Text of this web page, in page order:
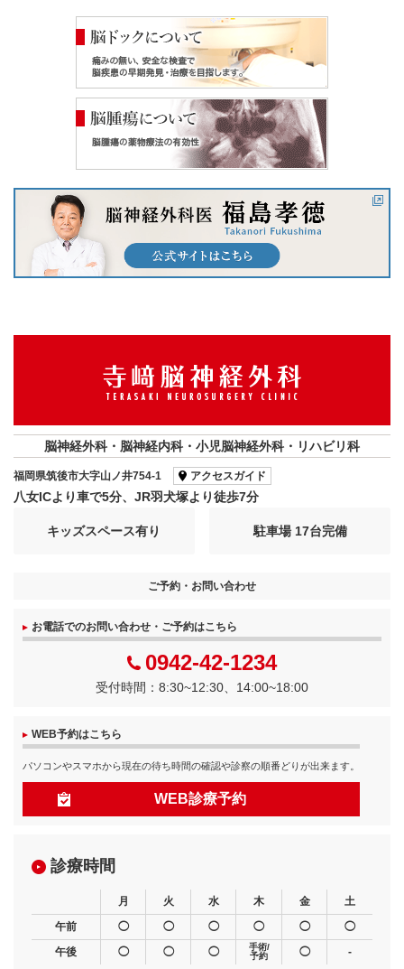
脳神経外科・脳神経内科・小児脳神経外科・リハビリ科
福岡県筑後市大字山ノ井754-1 アクセスガイド
八女ICより車で5分、JR羽犬塚より徒歩7分
キッズスペース有り 駐車場 17台完備
ご予約・お問い合わせ
お電話でのお問い合わせ・ご予約はこちら
0942-42-1234
受付時間：8:30~12:30、14:00~18:00
WEB予約はこちら
パソコンやスマホから現在の待ち時間の確認や診察の順番どりが出来ます。
WEB診療予約
診療時間
月 火 水 木 金
土
午前
◯ ◯ ◯ ◯ ◯
◯
午後
◯ ◯ ◯
手術/
予約
◯ -